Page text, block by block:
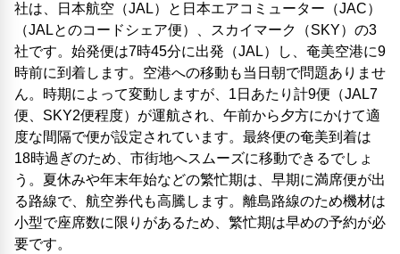
社は、日本航空（JAL）と日本エアコミューター（JAC）
（JALとのコードシェア便）、スカイマーク（SKY）の3
社です。始発便は7時45分に出発（JAL）し、奄美空港に9
時前に到着します。空港への移動も当日朝で問題ありませ
ん。時期によって変動しますが、1日あたり計9便（JAL7
便、SKY2便程度）が運航され、午前から夕方にかけて適
度な間隔で便が設定されています。最終便の奄美到着は
18時過ぎのため、市街地へスムーズに移動できるでしょ
う。夏休みや年末年始などの繁忙期は、早期に満席便が出
る路線で、航空券代も高騰します。離島路線のため機材は
小型で座席数に限りがあるため、繁忙期は早めの予約が必
要です。